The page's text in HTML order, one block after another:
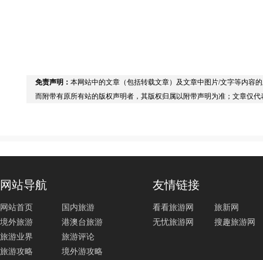
免责声明： 本网站中的文章（包括转载文章）及文章中图片/文字等内容
而附带有原所有站的版权声明者，其版权归属以附带声明为准；文章仅
网站导航
网站首页
国内旅游
境外旅游
港澳台旅游
旅游业界
旅游评论
旅游攻略
境外游攻略
友情链接
看看旅游网
旅新网
无忧旅游网
搜趣旅游网